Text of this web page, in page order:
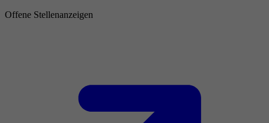
Offene Stellenanzeigen